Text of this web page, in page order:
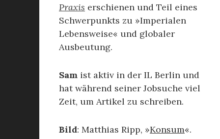
Praxis erschienen und Teil eines
Schwerpunkts zu »Imperialen
Lebensweise« und globaler
Ausbeutung.
Sam ist aktiv in der IL Berlin und
hat während seiner Jobsuche viel
Zeit, um Artikel zu schreiben.
Bild: Matthias Ripp, »Konsum«.